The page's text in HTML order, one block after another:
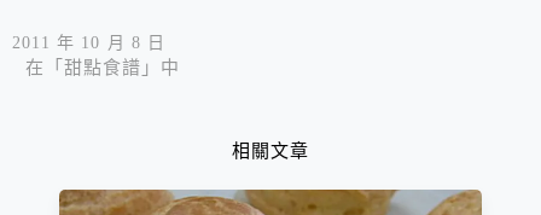
2011 年 10 月 8 日
在「甜點食譜」中
相關文章